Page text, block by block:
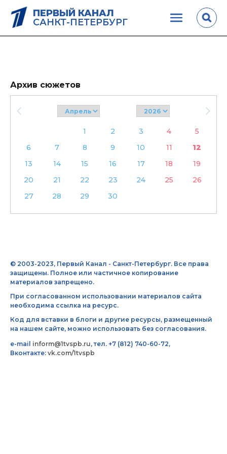
ПЕРВЫЙ КАНАЛ
САНКТ-ПЕТЕРБУРГ
Архив сюжетов
1 2 3 4
5
6
7 8 9 10 11
12
13
14 15 16 17 18
19
20
21 22 23 24 25
26
27
28 29 30
© 2003-2023, Первый Канал - Санкт-Петербург. Все права
защищены. Полное или частичное копирование
материалов запрещено.
При согласованном использовании материалов сайта
необходима ссылка на ресурс.
Код для вставки в блоги и другие ресурсы, размещенный
на нашем сайте, можно использовать без согласования.
e-mail inform@1tvspb.ru, тел. +7 (812) 740-60-72,
Вконтакте: vk.com/1tvspb